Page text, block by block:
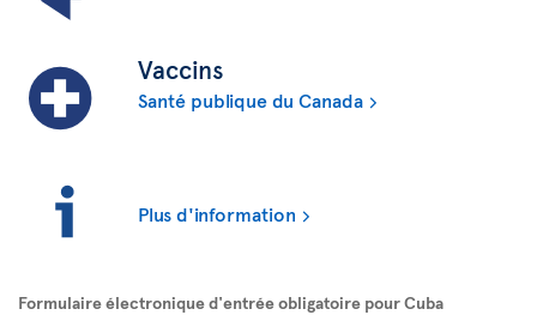
Vaccins
Santé publique du Canada
Plus d'information
Formulaire électronique d'entrée obligatoire pour Cuba